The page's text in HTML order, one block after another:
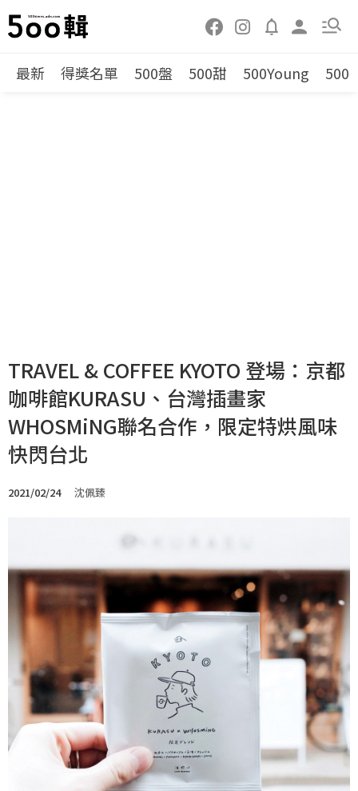
最新 得獎名單 500盤 500甜 500Young 500
TRAVEL & COFFEE KYOTO 登場：京都
咖啡館KURASU、台灣插畫家
WHOSMiNG聯名合作，限定特烘風味
快閃台北
2021/02/24 沈佩臻